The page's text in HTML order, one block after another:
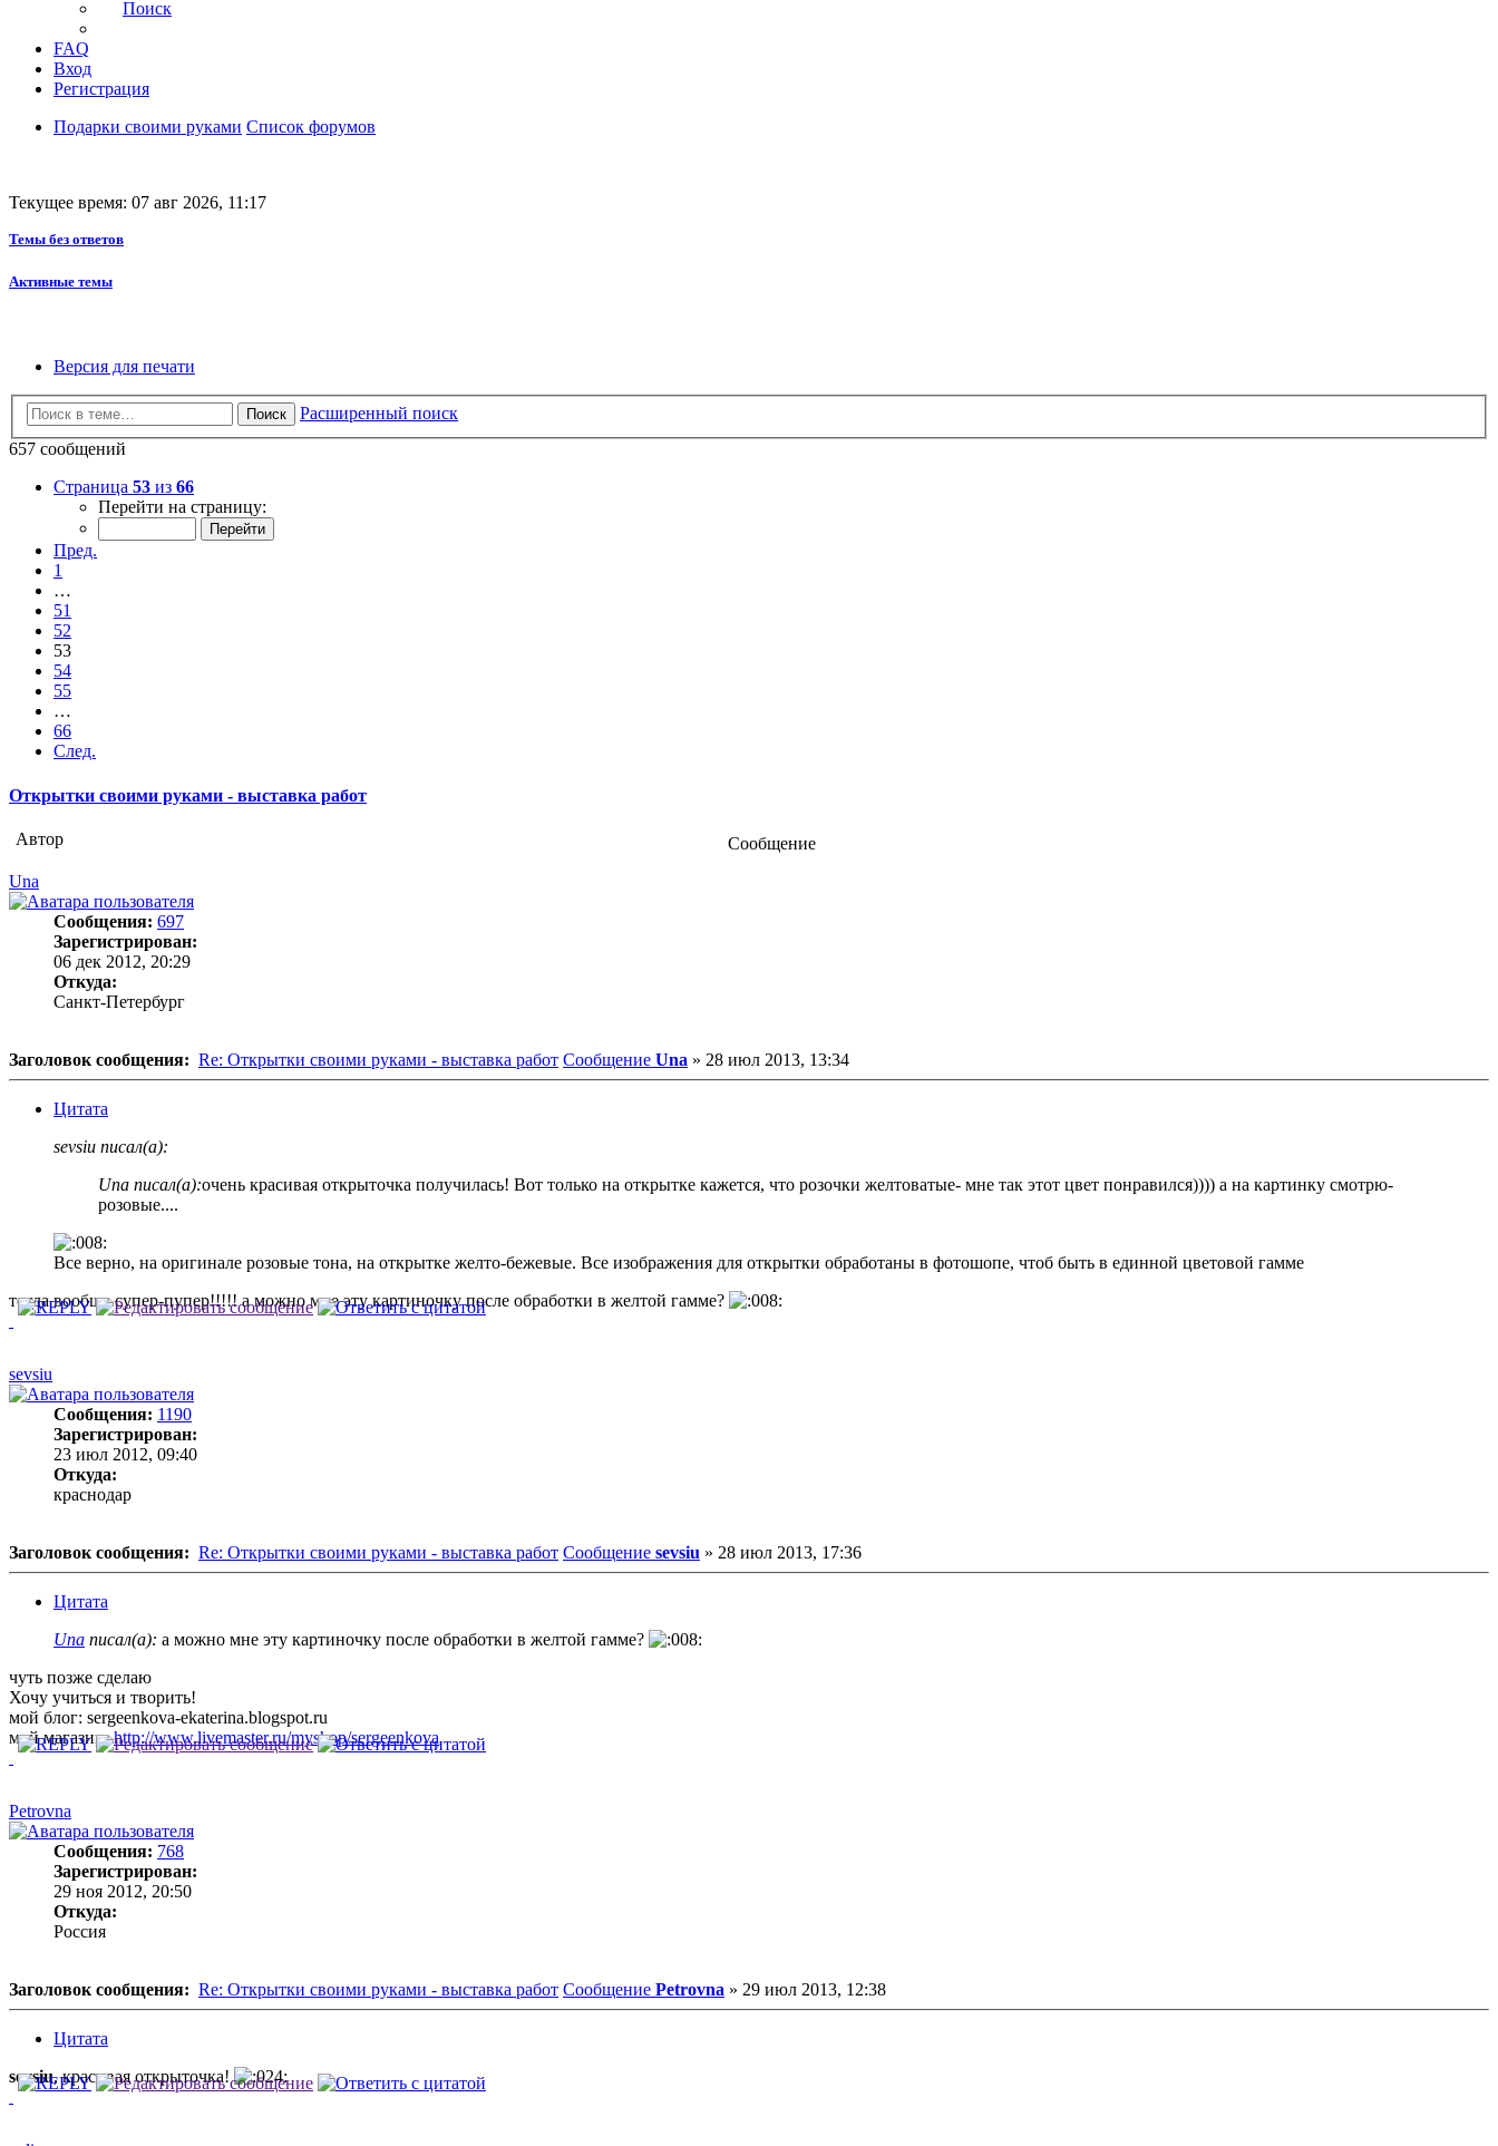
Поиск
FAQ
Вход
Регистрация
Подарки своими руками Список форумов
Текущее время: 07 авг 2026, 11:17
Темы без ответов
Активные темы
Версия для печати
Поиск
Расширенный поиск
657 сообщений
Страница 53 из 66
Перейти на страницу:
Пред.
1
…
51
52
53
54
55
…
66
След.
Открытки своими руками - выставка работ
Автор
Сообщение
Una
Сообщения: 697
Зарегистрирован:
06 дек 2012, 20:29
Откуда:
Санкт-Петербург
Заголовок сообщения: Re: Открытки своими руками - выставка работ Сообщение Una » 28 июл 2013, 13:34
Цитата
sevsiu писал(а):
Una писал(а):очень красивая открыточка получилась! Вот только на открытке кажется, что розочки желтоватые- мне так этот цвет понравился)))) а на картинку смотрю-
розовые....
Все верно, на оригинале розовые тона, на открытке желто-бежевые. Все изображения для открытки обработаны в фотошопе, чтоб быть в единной цветовой гамме
тогда вообще супер-пупер!!!!! а можно мне эту картиночку после обработки в желтой гамме?
sevsiu
Сообщения: 1190
Зарегистрирован:
23 июл 2012, 09:40
Откуда:
краснодар
Заголовок сообщения: Re: Открытки своими руками - выставка работ Сообщение sevsiu » 28 июл 2013, 17:36
Цитата
Una писал(а): а можно мне эту картиночку после обработки в желтой гамме?
чуть позже сделаю
Хочу учиться и творить!
мой блог: sergeenkova-ekaterina.blogspot.ru
мой магазин:http://www.livemaster.ru/myshop/sergeenkova
Petrovna
Сообщения: 768
Зарегистрирован:
29 ноя 2012, 20:50
Откуда:
Россия
Заголовок сообщения: Re: Открытки своими руками - выставка работ Сообщение Petrovna » 29 июл 2013, 12:38
Цитата
sevsiu, красивая открыточка!